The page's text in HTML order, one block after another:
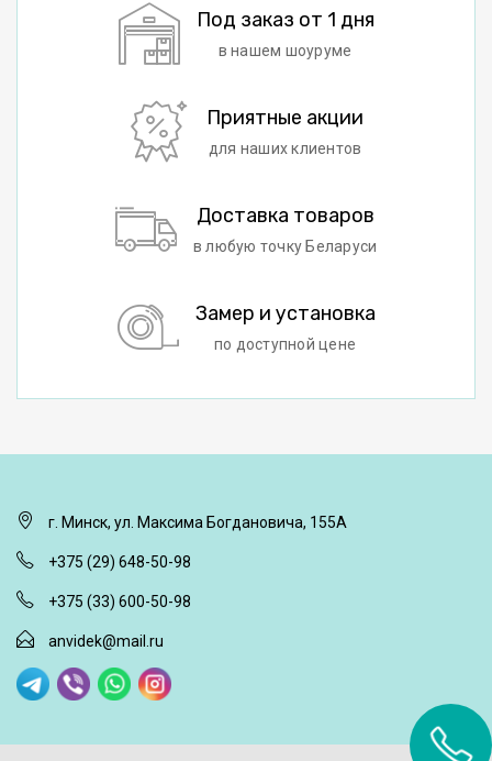
Под заказ от 1 дня
в нашем шоуруме
Приятные акции
для наших клиентов
Доставка товаров
в любую точку Беларуси
Замер и установка
по доступной цене
г. Минск, ул. Максима Богдановича, 155А
+375 (29) 648-50-98
+375 (33) 600-50-98
anvidek@mail.ru